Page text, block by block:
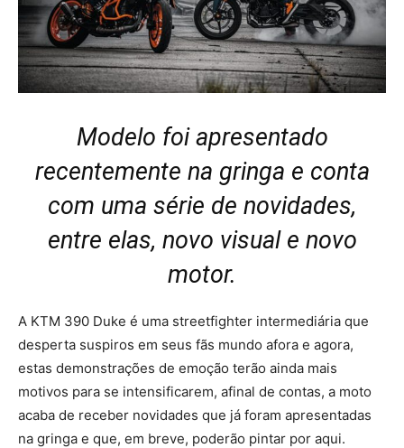
Modelo foi apresentado
recentemente na gringa e conta
com uma série de novidades,
entre elas, novo visual e novo
motor.
A KTM 390 Duke é uma streetfighter intermediária que
desperta suspiros em seus fãs mundo afora e agora,
estas demonstrações de emoção terão ainda mais
motivos para se intensificarem, afinal de contas, a moto
acaba de receber novidades que já foram apresentadas
na gringa e que, em breve, poderão pintar por aqui.